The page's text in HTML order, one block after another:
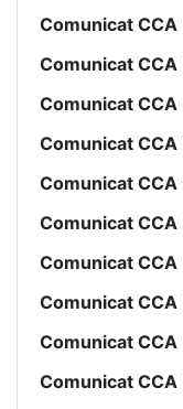
Comunicat CCA
Comunicat CCA
Comunicat CCA
Comunicat CCA
Comunicat CCA
Comunicat CCA
Comunicat CCA
Comunicat CCA
Comunicat CCA
Comunicat CCA